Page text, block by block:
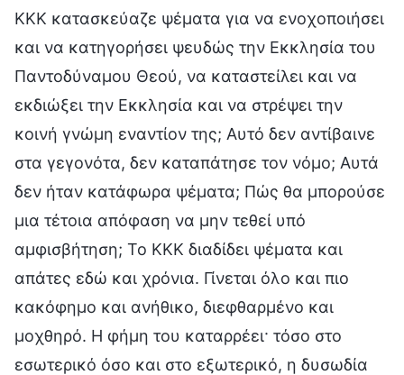
ΚΚΚ κατασκεύαζε ψέματα για να ενοχοποιήσει
και να κατηγορήσει ψευδώς την Εκκλησία του
Παντοδύναμου Θεού, να καταστείλει και να
εκδιώξει την Εκκλησία και να στρέψει την
κοινή γνώμη εναντίον της; Αυτό δεν αντίβαινε
στα γεγονότα, δεν καταπάτησε τον νόμο; Αυτά
δεν ήταν κατάφωρα ψέματα; Πώς θα μπορούσε
μια τέτοια απόφαση να μην τεθεί υπό
αμφισβήτηση; Το ΚΚΚ διαδίδει ψέματα και
απάτες εδώ και χρόνια. Γίνεται όλο και πιο
κακόφημο και ανήθικο, διεφθαρμένο και
μοχθηρό. Η φήμη του καταρρέει· τόσο στο
εσωτερικό όσο και στο εξωτερικό, η δυσωδία